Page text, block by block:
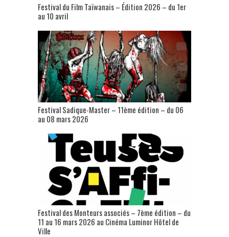
Festival du Film Taïwanais – Édition 2026 – du 1er
au 10 avril
Festival Sadique-Master – 11ème édition – du 06
au 08 mars 2026
Festival des Monteurs associés – 7ème édition – du
11 au 16 mars 2026 au Cinéma Luminor Hôtel de
Ville